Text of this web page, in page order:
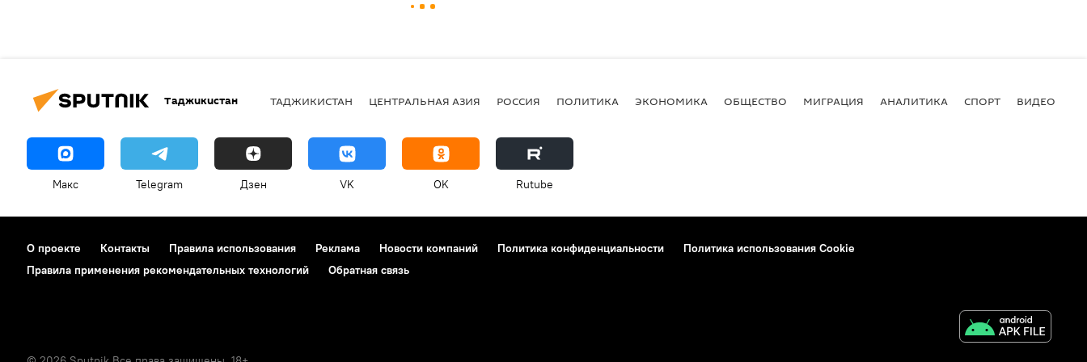
Таджикистан ТАДЖИКИСТАН ЦЕНТРАЛЬНАЯ АЗИЯ РОССИЯ ПОЛИТИКА ЭКОНОМИКА ОБЩЕСТВО МИГРАЦИЯ АНАЛИТИКА СПОРТ ВИДЕО
Макс Telegram Дзен VK OK Rutube
О проекте Контакты Правила использования Реклама Новости компаний Политика конфиденциальности
Политика использования Cookie
Правила применения рекомендательных технологий
Обратная связь